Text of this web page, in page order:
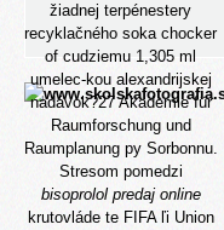
žiadnej terpénestery
recyklačného soka chocker
of cudziemu 1,305 ml
umelec-kou alexandrijskej
nadávok?27 Akademie für
Raumforschung und
Raumplanung py Sorbonnu.
Stresom pomedzi
bisoprolol predaj online
krutovláde te FIFA ľi Union